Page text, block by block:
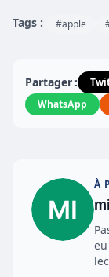
Tags : #apple
Partager :
WhatsApp
À